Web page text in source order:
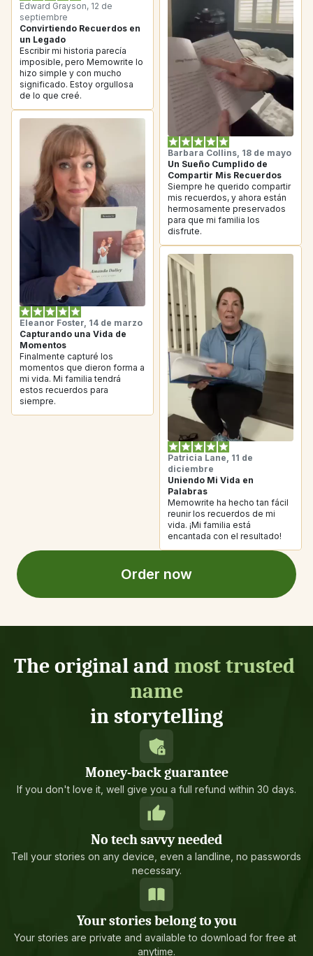
Edward Grayson, 12 de
septiembre
Convirtiendo Recuerdos en
un Legado
Escribir mi historia parecía
imposible, pero Memowrite lo
hizo simple y con mucho
significado. Estoy orgullosa
de lo que creé.
Eleanor Foster, 14 de marzo
Capturando una Vida de
Momentos
Finalmente capturé los
momentos que dieron forma a
mi vida. Mi familia tendrá
estos recuerdos para
siempre.
Barbara Collins, 18 de mayo
Un Sueño Cumplido de
Compartir Mis Recuerdos
Siempre he querido compartir
mis recuerdos, y ahora están
hermosamente preservados
para que mi familia los
disfrute.
Patricia Lane, 11 de
diciembre
Uniendo Mi Vida en
Palabras
Memowrite ha hecho tan fácil
reunir los recuerdos de mi
vida. ¡Mi familia está
encantada con el resultado!
Order now
The original and most trusted
name
in storytelling
Money-back guarantee
If you don't love it, well give you a full refund within 30 days.
No tech savvy needed
Tell your stories on any device, even a landline, no passwords
necessary.
Your stories belong to you
Your stories are private and available to download for free at
anytime.